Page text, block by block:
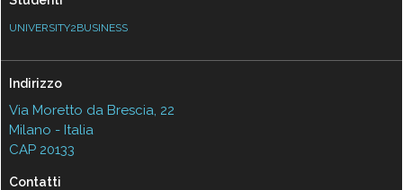
UNIVERSITY2BUSINESS
Indirizzo
Via Moretto da Brescia, 22
Milano - Italia
CAP 20133
Contatti